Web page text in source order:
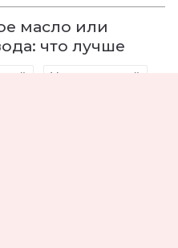
масло или
что лучше
Уход за кожей